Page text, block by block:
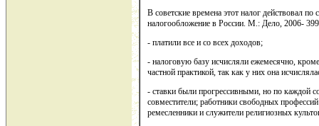
В советские времена этот налог действовал
налогообложение в России. М.: Дело, 2006-
- платили все и со всех доходов;
- налоговую базу исчисляли ежемесячно,
частной практикой, так как у них она
- ставки были прогрессивными, но по каждой
совместители; работники свободных
ремесленники и служители религиозных